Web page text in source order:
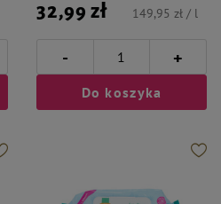
32,99 zł 149,95 zł / l
- +
Do koszyka